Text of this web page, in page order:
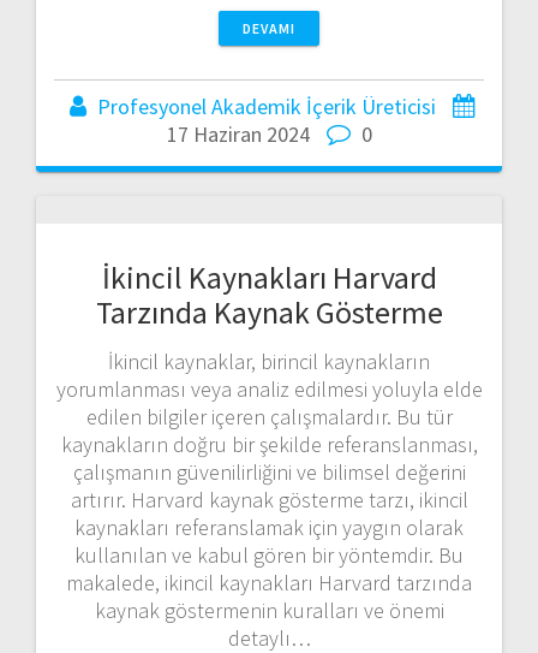
DEVAMI
Profesyonel Akademik İçerik Üreticisi
17 Haziran 2024
0
İkincil Kaynakları Harvard
Tarzında Kaynak Gösterme
İkincil kaynaklar, birincil kaynakların
yorumlanması veya analiz edilmesi yoluyla elde
edilen bilgiler içeren çalışmalardır. Bu tür
kaynakların doğru bir şekilde referanslanması,
çalışmanın güvenilirliğini ve bilimsel değerini
artırır. Harvard kaynak gösterme tarzı, ikincil
kaynakları referanslamak için yaygın olarak
kullanılan ve kabul gören bir yöntemdir. Bu
makalede, ikincil kaynakları Harvard tarzında
kaynak göstermenin kuralları ve önemi
detaylı…